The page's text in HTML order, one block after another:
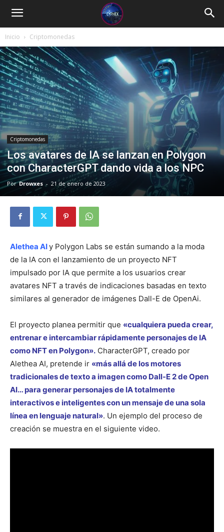
Inicio Criptomonedas
Criptomonedas
Los avatares de IA se lanzan en Polygon
con CharacterGPT dando vida a los NPC
Por Drowxes - 21 de enero de 2023
Alethea AIy Polygon Labs se están sumando a la moda
de la IA con el lanzamiento de un proyecto NFT
impulsado por IA que permite a los usuarios crear
avatares NFT a través de indicaciones basadas en texto
similares al generador de imágenes Dall-E de OpenAi.
El proyecto planea permitir que «cualquiera pueda crear,
entrenar e intercambiar rápidamente personajes de IA
como NFT en Polygon». CharacterGPT, creado por
Alethea AI, pretende ir «más allá de los motores
tradicionales de texto a imagen como Dall-E 2 de Open
AI… para generar personajes de IA totalmente
interactivos e inteligentes con un mensaje de una sola
línea en lenguaje natural». Un ejemplo del proceso de
creación se muestra en el siguiente video.